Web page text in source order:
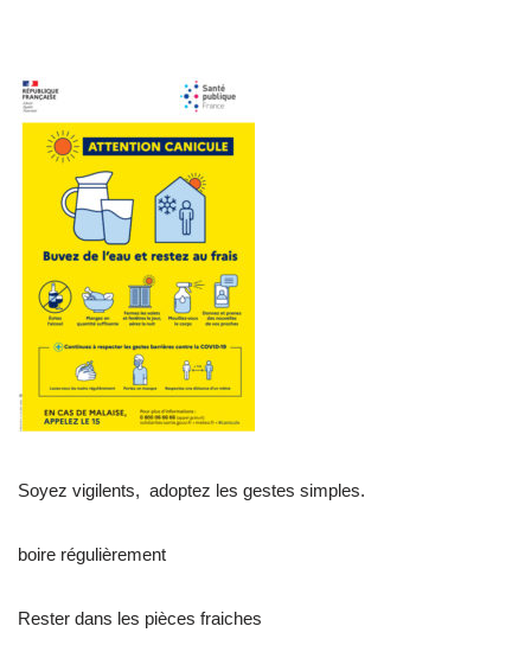
Soyez vigilents, adoptez les gestes simples.
boire régulièrement
Rester dans les pièces fraiches